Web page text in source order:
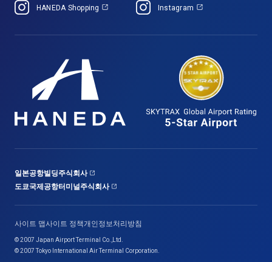
HANEDA Shopping Instagram
일본공항빌딩주식회사
도쿄국제공항터미널주식회사
사이트 맵사이트 정책개인정보처리방침
© 2007 Japan Airport Terminal Co.,Ltd.
© 2007 Tokyo International Air Terminal Corporation.